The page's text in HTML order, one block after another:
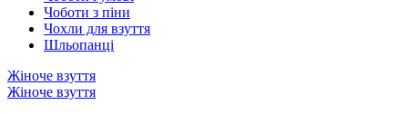
Чоботи з піни
Чохли для взуття
Шльопанці
Жіноче взуття
Жіноче взуття